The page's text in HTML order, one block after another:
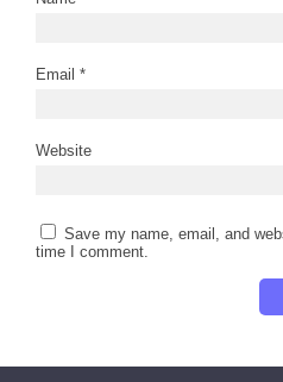
Email *
Website
Save my name, email, and
time I comment.